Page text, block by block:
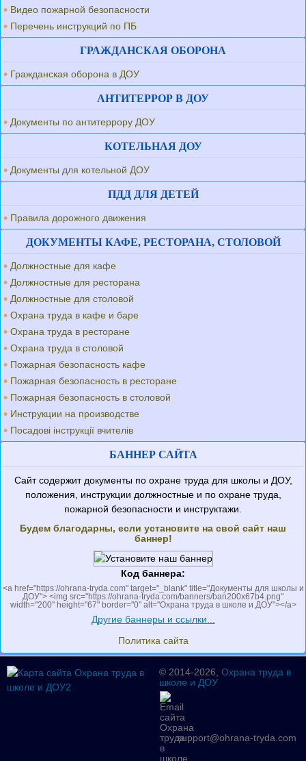
Видео пожарной безопасности
Перечень инструкций по ПБ
ГРАЖДАНСКАЯ ОБОРОНА
Гражданская оборона в ДОУ
АНТИТЕРРОР В ДОУ
Документы по антитеррору ДОУ
КОТЕЛЬНАЯ ДОУ
Документы для котельной ДОУ
ПДД ДЛЯ ДЕТЕЙ
Правила дорожного движения
ДОКУМЕНТЫ КАФЕ, РЕСТОРАНА, СТОЛОВОЙ
Должностные для кафе
Должностные для ресторана
Должностные для столовой
Охрана труда в кафе и баре
Охрана труда в ресторане
Охрана труда в столовой
Пожарная безопасность кафе
Пожарная безопасность в ресторане
Пожарная безопасность в столовой
Инструкции на производстве
Посадові інструкції вчителів
БАННЕР САЙТА
Сайт содержит документы по охране труда для школы и ДОУ,
положения, инструкции должностные и по охране труда,
пожарной безопасности и инструктажи.
Будем благодарны, если установите на свой сайт наш
баннер!
Код баннера:
<a href="https://ohrana-tryda.com" target="_blank" title="Документы для школы и
ДОУ"> <img src="https://ohrana-tryda.com/banners/ban200x67b4.png"
width="200" height="67" border="0" alt="Охрана труда в школе и ДОУ"></a>
Другие баннеры и ссылки...
Политика сайта
© 2014-2026,Охрана труда в
школе и ДОУ
support@ohrana-tryda.com